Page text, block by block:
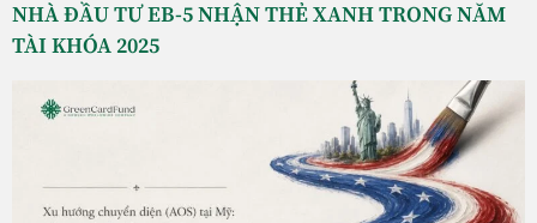
NHÀ ĐẦU TƯ EB-5 NHẬN THẺ XANH TRONG NĂM
TÀI KHÓA 2025